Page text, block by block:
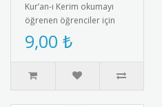
Kur’an-ı Kerim okumayı
öğrenen öğrenciler için
anlamlı ve şık bir başarı
belgesi. Sınıf içi törenler..
9,00 ₺